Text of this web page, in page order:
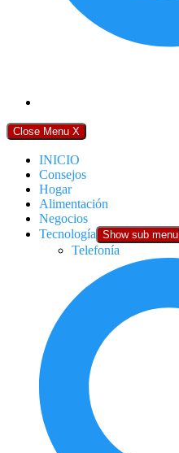
Close Menu X
INICIO
Consejos
Hogar
Alimentación
Negocios
Tecnología Show sub menu
Telefonía